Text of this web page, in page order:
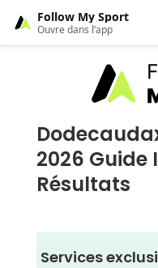
2026
Résultats
Services
Follow My Sport
Ouvre dans l’app